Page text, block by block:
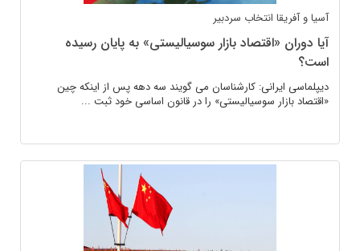
آسیا و آفریقا انتخاب سردبیر
آیا دوران «اقتصاد بازار سوسیالیستی» به پایان رسیده
است؟
دیپلماسی ایرانی: کارشناسان می گویند سه دهه پس از اینکه چین
«اقتصاد بازار سوسیالیستی» را در قانون اساسی خود ثبت ...